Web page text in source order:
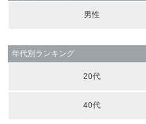
男性
年代別ランキング
20代
40代